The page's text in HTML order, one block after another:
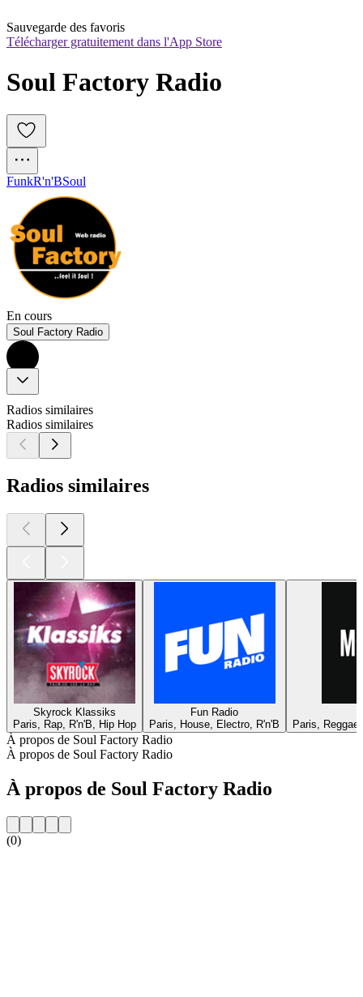
Sauvegarde des favoris
Télécharger gratuitement dans l'App Store
Soul Factory Radio
FunkR'n'BSoul
En cours
Soul Factory Radio
Radios similaires
Radios similaires
Radios similaires
Skyrock Klassiks
Paris, Rap, R'n'B, Hip Hop
Fun Radio
Paris, House, Electro, R'n'B
Paris,
À propos de Soul Factory Radio
À propos de Soul Factory Radio
À propos de Soul Factory Radio
(0)